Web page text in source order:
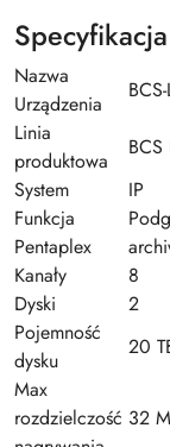
Nazwa
Urządzenia
Linia
produktowa
BCS
System
IP
Funkcja
Pentaplex
Kanały
8
Dyski
2
Pojemność
dysku
20
Max
rozdzielczość 32